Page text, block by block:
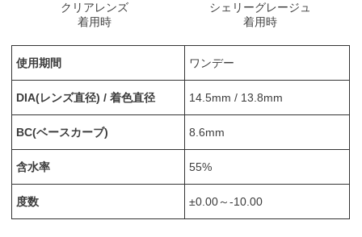
クリアレンズ
着用時
シェリーグレージュ
着用時
使用期間 ワンデー
DIA(レンズ直径) / 着色直径 14.5mm / 13.8mm
BC(ベースカーブ) 8.6mm
含水率 55%
度数 ±0.00～-10.00